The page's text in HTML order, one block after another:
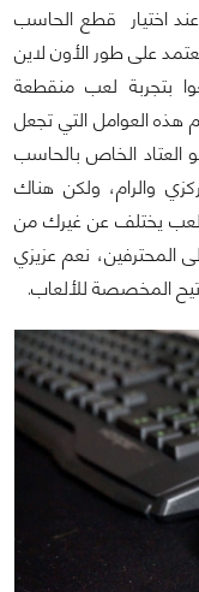
اختيار قطع الحاسب
على طور الأون لاين
بتجربة لعب منقطعة
هذه العوامل التي تجعل
العتاد الخاص بالحاسب
والرام، ولكن هناك
لعب يختلف عن غيرك من
المحترفين، نعم عزيزي
المخصصة للألعاب.